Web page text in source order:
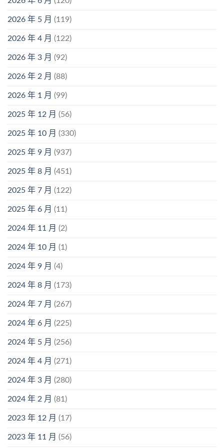
2026 年 5 月 (119)
2026 年 4 月 (122)
2026 年 3 月 (92)
2026 年 2 月 (88)
2026 年 1 月 (99)
2025 年 12 月 (56)
2025 年 10 月 (330)
2025 年 9 月 (937)
2025 年 8 月 (451)
2025 年 7 月 (122)
2025 年 6 月 (11)
2024 年 11 月 (2)
2024 年 10 月 (1)
2024 年 9 月 (4)
2024 年 8 月 (173)
2024 年 7 月 (267)
2024 年 6 月 (225)
2024 年 5 月 (256)
2024 年 4 月 (271)
2024 年 3 月 (280)
2024 年 2 月 (81)
2023 年 12 月 (17)
2023 年 11 月 (56)